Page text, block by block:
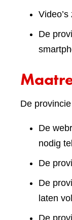
De
De
De
nodig
De
De
laten
De